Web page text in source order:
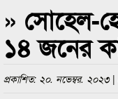
» সোহেল-
১৪ জনের
প্রকাশিত: ২০. নভেম্বর. ২০২৩